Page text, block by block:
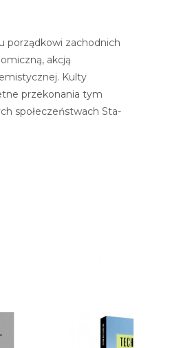
porządkowi zachodnich
akcją
Kulty
przekonania tym
społeczeństwach Sta­